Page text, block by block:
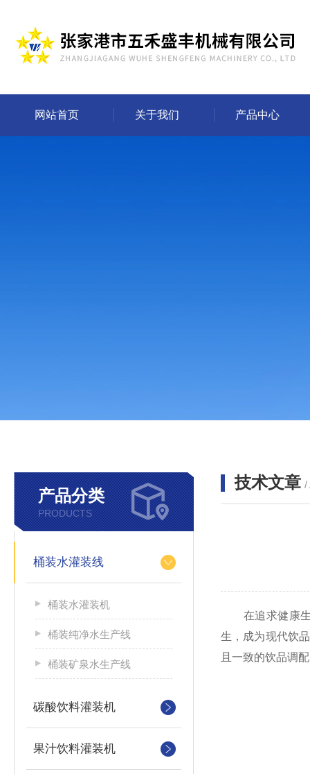
网站首页 关于我们 产品中心
产品分类
PRODUCTS
桶装水灌装线
桶装水灌装机
桶装纯净水生产线
桶装矿泉水生产线
碳酸饮料灌装机
果汁饮料灌装机
技术文章 /
在追求健康生
生，成为现代饮
且一致的饮品调